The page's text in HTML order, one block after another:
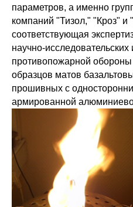
параметров, а именно
компаний "Тизол," "Кроз"
соответствующая
научно-исследовательских
противопожарной
образцов матов
прошивных с
армированной